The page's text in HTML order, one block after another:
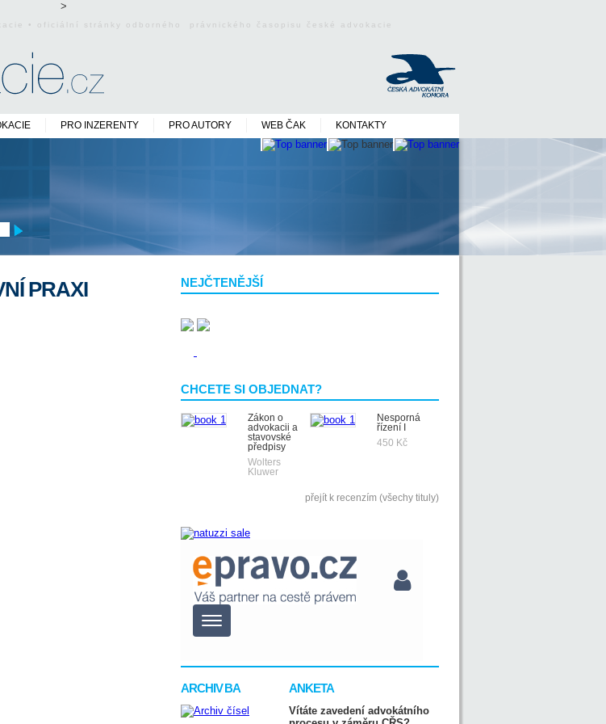
>
• oficiální stránky odborného právnického časopisu české advokacie
PRO INZERENTY PRO AUTORY WEB ČAK KONTAKTY
NEJČTENĚJŠÍ
CHCETE SI OBJEDNAT?
Zákon o
advokacii a
stavovské
předpisy
Wolters
Kluwer
Nesporná
řízení I
450 Kč
přejít k recenzím (všechy tituly)
ARCHIV BA ANKETA
Vítáte zavedení advokátního
PRAXI